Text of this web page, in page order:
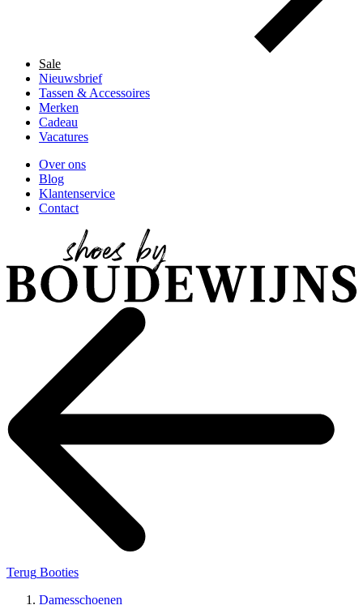
Sale
Nieuwsbrief
Tassen & Accessoires
Merken
Cadeau
Vacatures
Over ons
Blog
Klantenservice
Contact
Terug Booties
Damesschoenen